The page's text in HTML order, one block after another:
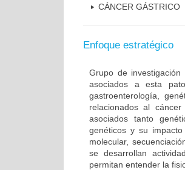
CÁNCER GÁSTRICO
Enfoque estratégico
Grupo de
asociados a esta
gastroenterología,
relacionados al
asociados tanto
genéticos y su
molecular,
se desarrollan
permitan entender la